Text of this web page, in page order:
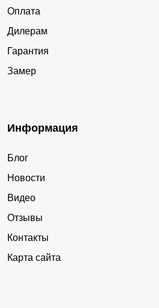
Оплата
Дилерам
Гарантия
Замер
Информация
Блог
Новости
Видео
Отзывы
Контакты
Карта сайта